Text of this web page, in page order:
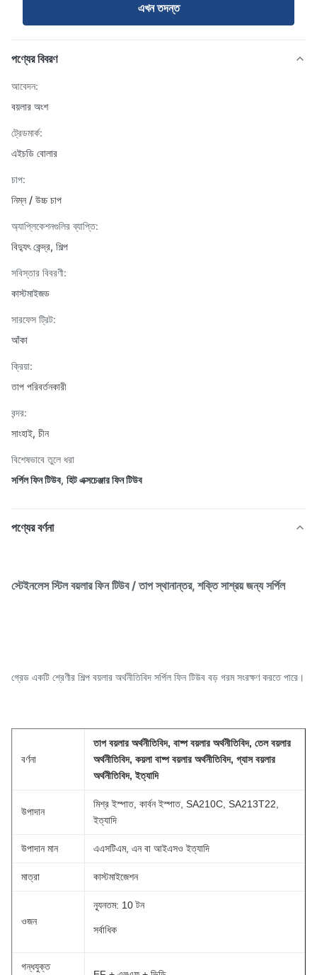
এখন তদন্ত
পণ্যের বিবরণ
আবেদন:
বয়লার অংশ
ট্রেডমার্ক:
এইচডি বোলার
চাপ:
নিম্ন / উচ্চ চাপ
অ্যাপ্লিকেশনগুলির ব্যাপ্তি:
বিদ্যুৎ কেন্দ্র, শিল্প
সবিস্তার বিবরণী:
কাস্টমাইজড
সারফেস ট্রিট:
আঁকা
ক্রিয়া:
তাপ পরিবর্তনকারী
বন্দর:
সাংহাই, চীন
বিশেষভাবে তুলে ধরা
সর্পিল ফিন টিউব, হিট এক্সচেঞ্জার ফিন টিউব
পণ্যের বর্ণনা
স্টেইনলেস স্টিল বয়লার ফিন টিউব / তাপ স্থানান্তর, শক্তি সাশ্রয় জন্য সর্পিল
গ্রেড একটি শ্রেণীর শিল্প বয়লার অর্থনীতিবিদ সর্পিল ফিন টিউব বড় গরম সংরক্ষণ করতে পারে।
বর্ণনা
তাপ বয়লার অর্থনীতিবিদ, বাষ্প বয়লার অর্থনীতিবিদ, তেল বয়লার
অর্থনীতিবিদ, কয়লা বাষ্প বয়লার অর্থনীতিবিদ, গ্যাস বয়লার
অর্থনীতিবিদ, ইত্যাদি
উপাদান
মিশ্র ইস্পাত, কার্বন ইস্পাত, SA210C, SA213T22,
ইত্যাদি
উপাদান মান এএসটিএম, এন বা আইএসও ইত্যাদি
মাত্রা কাস্টমাইজেশন
ওজন
ন্যূনতম: 10 টন
সর্বাধিক
গন্ধযুক্ত